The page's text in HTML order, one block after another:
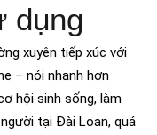
dụng
xuyên tiếp xúc với
– nói nhanh hơn
hội sinh sống, làm
tại Đài Loan, quá